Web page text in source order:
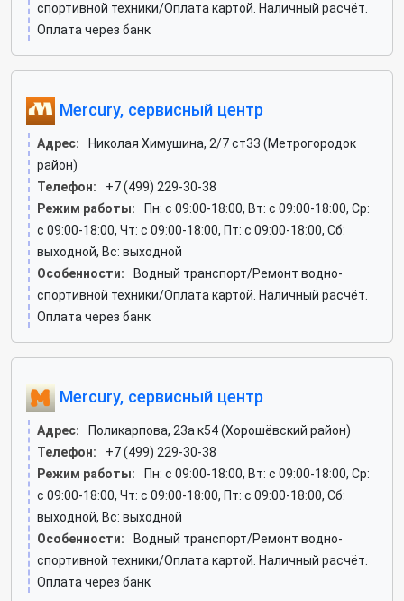
спортивной техники/Оплата картой. Наличный расчёт.
Оплата через банк
Mercury, сервисный центр
Адрес:
Николая Химушина, 2/7 ст33 (Метрогородок
район)
Телефон:
+7 (499) 229-30-38
Режим работы:
Пн: c 09:00-18:00, Вт: c 09:00-18:00, Ср:
c 09:00-18:00, Чт: c 09:00-18:00, Пт: c 09:00-18:00, Сб:
выходной, Вс: выходной
Особенности:
Водный транспорт/Ремонт водно-
спортивной техники/Оплата картой. Наличный расчёт.
Оплата через банк
Mercury, сервисный центр
Адрес:
Поликарпова, 23а к54 (Хорошёвский район)
Телефон:
+7 (499) 229-30-38
Режим работы:
Пн: c 09:00-18:00, Вт: c 09:00-18:00, Ср:
c 09:00-18:00, Чт: c 09:00-18:00, Пт: c 09:00-18:00, Сб:
выходной, Вс: выходной
Особенности:
Водный транспорт/Ремонт водно-
спортивной техники/Оплата картой. Наличный расчёт.
Оплата через банк